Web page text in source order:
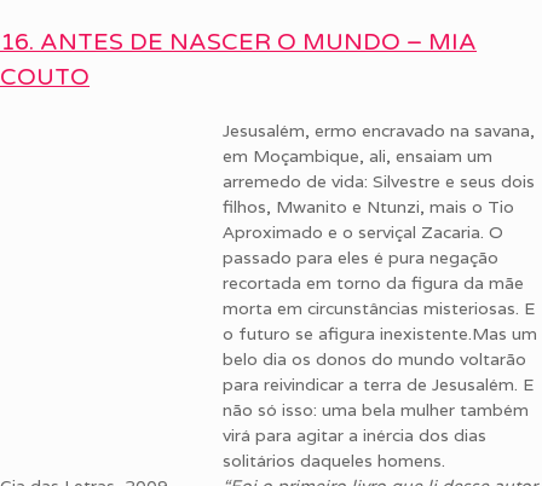
16. ANTES DE NASCER O MUNDO – MIA
COUTO
Jesusalém, ermo encravado na savana,
em Moçambique, ali, ensaiam um
arremedo de vida: Silvestre e seus dois
filhos, Mwanito e Ntunzi, mais o Tio
Aproximado e o serviçal Zacaria. O
passado para eles é pura negação
recortada em torno da figura da mãe
morta em circunstâncias misteriosas. E
o futuro se afigura inexistente.Mas um
belo dia os donos do mundo voltarão
para reivindicar a terra de Jesusalém. E
não só isso: uma bela mulher também
virá para agitar a inércia dos dias
solitários daqueles homens.